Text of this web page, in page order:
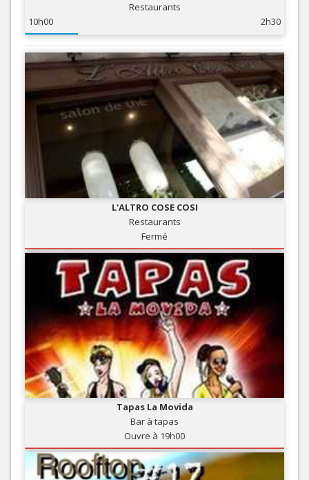
Restaurants
10h00
2h30
L'ALTRO COSE COSI
Restaurants
Fermé
Tapas La Movida
Bar à tapas
Ouvre à 19h00